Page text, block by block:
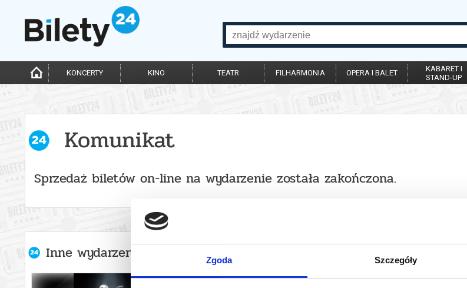
Zgoda Szczegóły
KONCERTY KINO TEATR FILHARMONIA OPERA I BALET
KABARET I
STAND-UP
Komunikat
Sprzedaż biletów on-line na wydarzenie została zakończona.
Inne wydarzenia organizatora